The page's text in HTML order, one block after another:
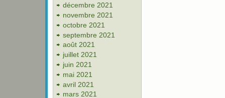
décembre 2021
novembre 2021
octobre 2021
septembre 2021
août 2021
juillet 2021
juin 2021
mai 2021
avril 2021
mars 2021